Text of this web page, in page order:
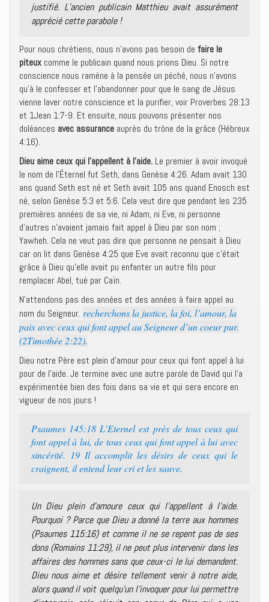
justifié. L’ancien publicain Matthieu avait assurément
apprécié cette parabole !
Pour nous chrétiens, nous n’avons pas besoin de faire le
piteux comme le publicain quand nous prions Dieu. Si notre
conscience nous ramène à la pensée un péché, nous n’avons
qu’à le confesser et l’abandonner pour que le sang de Jésus
vienne laver notre conscience et la purifier, voir Proverbes 28:13
et 1Jean 1:7-9. Et ensuite, nous pouvons présenter nos
doléances avec assurance auprès du trône de la grâce (Hébreux
4:16).
Dieu aime ceux qui l’appellent à l’aide. Le premier à avoir invoqué
le nom de l’Éternel fut Seth, dans Genèse 4:26. Adam avait 130
ans quand Seth est né et Seth avait 105 ans quand Enosch est
né, selon Genèse 5:3 et 5:6. Cela veut dire que pendant les 235
premières années de sa vie, ni Adam, ni Eve, ni personne
d’autres n’avaient jamais fait appel à Dieu par son nom ;
Yawheh. Cela ne veut pas dire que personne ne pensait à Dieu
car on lit dans Genèse 4:25 que Eve avait reconnu que c’était
grâce à Dieu qu’elle avait pu enfanter un autre fils pour
remplacer Abel, tué par Caïn.
N’attendons pas des années et des années à faire appel au
nom du Seigneur. recherchons la justice, la foi, l’amour, la
paix avec ceux qui font appel au Seigneur d’un coeur pur.
(2Timothée 2:22).
Dieu notre Père est plein d’amour pour ceux qui font appel à lui
pour de l’aide. Je termine avec une autre parole de David qui l’a
expérimentée bien des fois dans sa vie et qui sera encore en
vigueur de nos jours !
Psaumes 145:18 L’Eternel est près de tous ceux qui
font appel à lui, de tous ceux qui font appel à lui avec
sincérité. 19 Il accomplit les désirs de ceux qui le
craignent, il entend leur cri et les sauve.
Un Dieu plein d’amoure ceux qui l’appellent à l’aide.
Pourquoi ? Parce que Dieu a donné la terre aux hommes
(Psaumes 115:16) et comme il ne se repent pas de ses
dons (Romains 11:29), il ne peut plus intervenir dans les
affaires des hommes sans que ceux-ci le lui demandent.
Dieu nous aime et désire tellement venir à notre aide,
alors quand il voit quelqu’un l’invoquer pour lui permettre